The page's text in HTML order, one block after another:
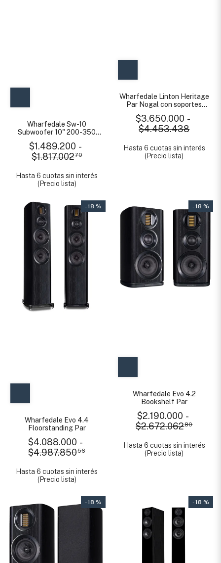
Wharfedale Sw-10
Subwoofer 10" 200-350
$1.489.200 -
$1.817.00270
Hasta 6 cuotas sin interés
(Precio lista)
Wharfedale Linton Heritage
Par Nogal con soportes
$3.650.000 -
$4.453.438
Hasta 6 cuotas sin interés
(Precio lista)
- 18 %
Wharfedale Evo 4.4
Floorstanding Par
$4.088.000 -
$4.987.85056
Hasta 6 cuotas sin interés
(Precio lista)
- 18 %
Wharfedale Evo 4.2
Bookshelf Par
$2.190.000 -
$2.672.06280
Hasta 6 cuotas sin interés
(Precio lista)
- 18 % - 18 %